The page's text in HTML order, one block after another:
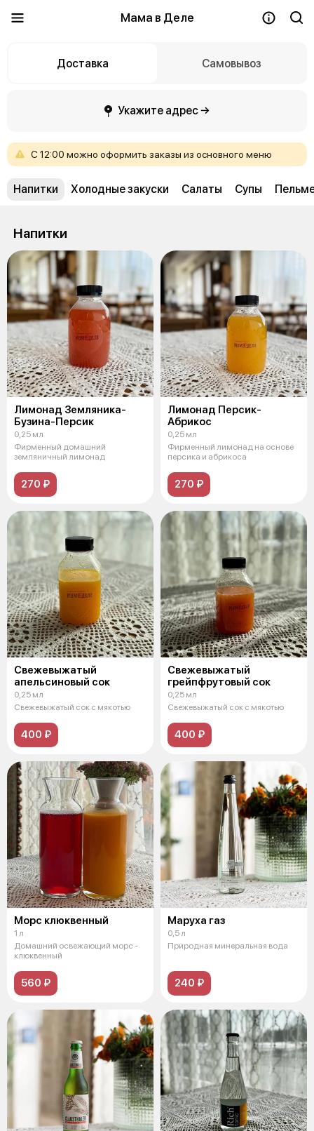
Мама в Деле
Доставка Самовывоз
Укажите адрес →
С 12:00 можно оформить заказы из основного меню
Напитки Холодные закуски Салаты Супы
Напитки
Лимонад Земляника-
Бузина-Персик
0,25 мл
Фирменный домашний
земляничный лимонад
270 ₽
Лимонад Персик-
Абрикос
0,25 мл
Фирменный лимонад на основе
персика и абрикоса
270 ₽
Свежевыжатый
апельсиновый сок
0,25 мл
Свежевыжатый сок с мякотью
400 ₽
Свежевыжатый
грейпфрутовый сок
0,25 мл
Свежевыжатый сок с мякотью
400 ₽
Морс клюквенный
1 л
Домашний освежающий морс -
клюквенный
560 ₽
Маруха газ
0,5 л
Природная минеральная вода
240 ₽